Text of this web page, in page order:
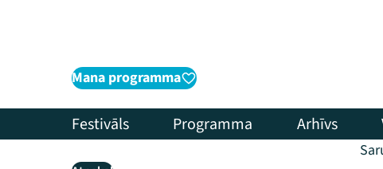
Mana programma
Festivāls Programma Arhīvs